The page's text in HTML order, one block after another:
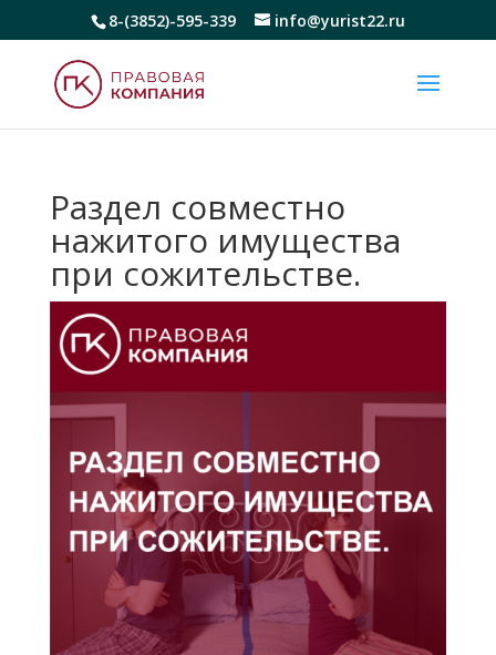
8-(3852)-595-339 info@yurist22.ru
Раздел совместно
нажитого имущества
при сожительстве.